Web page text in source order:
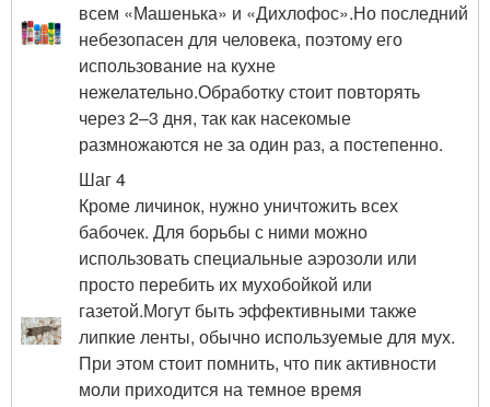
всем «Машенька» и «Дихлофос».Но последний
небезопасен для человека, поэтому его
использование на кухне
нежелательно.Обработку стоит повторять
через 2–3 дня, так как насекомые
размножаются не за один раз, а постепенно.
Шаг 4
Кроме личинок, нужно уничтожить всех
бабочек. Для борьбы с ними можно
использовать специальные аэрозоли или
просто перебить их мухобойкой или
газетой.Могут быть эффективными также
липкие ленты, обычно используемые для мух.
При этом стоит помнить, что пик активности
моли приходится на темное время